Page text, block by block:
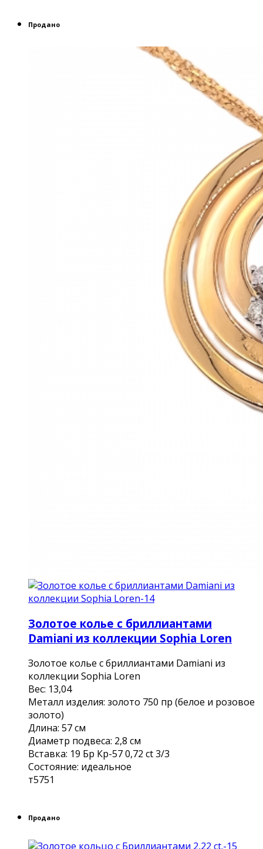
Продано
Золотое колье с бриллиантами
Damiani из коллекции Sophia Loren
Золотое колье с бриллиантами Damiani из
коллекции Sophia Loren
Вес: 13,04
Металл изделия: золото 750 пр (белое и розовое
золото)
Длина: 57 см
Диаметр подвеса: 2,8 см
Вставка: 19 Бр Кр-57 0,72 ct 3/3
Состояние: идеальное
т5751
Продано